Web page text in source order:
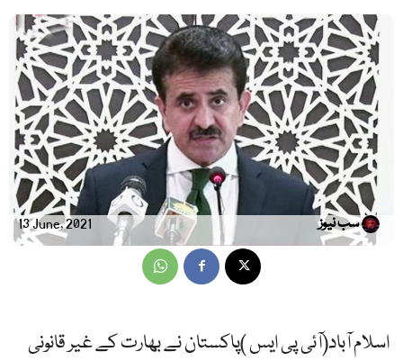
13 June, 2021 سب نیوز
اسلام آباد(آئی پی ایس )پاکستان نے بھارت کے غیر قانونی